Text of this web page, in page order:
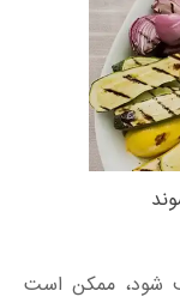
شود، ممکن است